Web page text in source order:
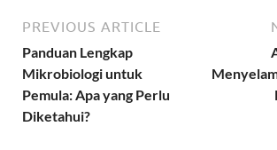
PREVIOUS ARTICLE
Panduan Lengkap
Mikrobiologi untuk
Pemula: Apa yang Perlu
Diketahui?